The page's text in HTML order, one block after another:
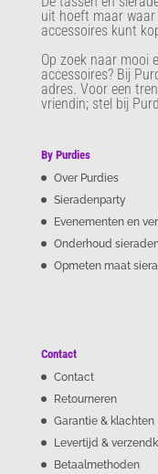
uit hoeft maar waar
accessoires kunt
Op zoek naar mooi
accessoires? Bij
adres. Voor een
vriendin; stel bij
By Purdies
Over Purdies
Sieradenparty
Evenementen en
Onderhoud
Opmeten maat
Contact
Contact
Retourneren
Garantie & klachten
Levertijd &
Betaalmethoden